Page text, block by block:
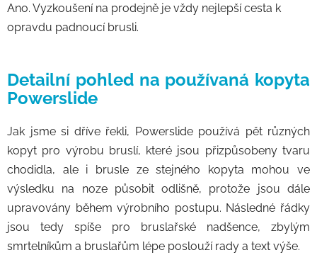
Ano. Vyzkoušení na prodejně je vždy nejlepší cesta k
opravdu padnoucí brusli.
Detailní pohled na používaná kopyta
Powerslide
Jak jsme si dříve řekli, Powerslide používá pět různých
kopyt pro výrobu bruslí, které jsou přizpůsobeny tvaru
chodidla, ale i brusle ze stejného kopyta mohou ve
výsledku na noze působit odlišně, protože jsou dále
upravovány během výrobního postupu. Následné řádky
jsou tedy spíše pro bruslařské nadšence, zbylým
smrtelníkům a bruslařům lépe poslouží rady a text výše.